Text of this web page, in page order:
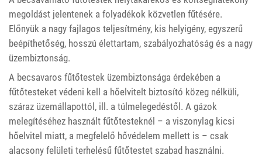
megoldást jelentenek a folyadékok közvetlen fűtésére.
Előnyük a nagy fajlagos teljesítmény, kis helyigény, egyszerű
beépíthetőség, hosszú élettartam, szabályozhatóság és a nagy
üzembiztonság.
A becsavaros fűtőtestek üzembiztonsága érdekében a
fűtőtesteket védeni kell a hőelvitelt biztosító közeg nélküli,
száraz üzemállapottól, ill. a túlmelegedéstől. A gázok
melegítéséhez használt fűtőtesteknél – a viszonylag kicsi
hőelvitel miatt, a megfelelő hővédelem mellett is – csak
alacsony felületi terhelésű fűtőtestet szabad használni.